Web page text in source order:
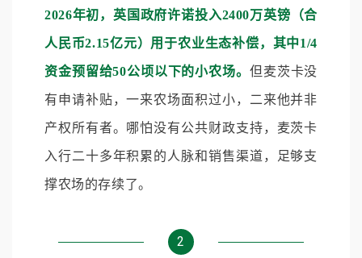
2026年初，英国政府许诺投入2400万英镑（合
人民币2.15亿元）用于农业生态补偿，其中1/4
资金预留给50公顷以下的小农场。 但麦茨卡没
有申请补贴，一来农场面积过小，二来他并非
产权所有者。哪怕没有公共财政支持，麦茨卡
入行二十多年积累的人脉和销售渠道，足够支
撑农场的存续了。
2